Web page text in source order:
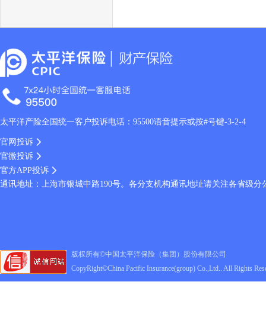
太平洋产险全国统一客户投诉电话：95500语音提示或按#号键-3-2-4
官网投诉
官微投诉
官方APP投诉
通讯地址：上海市银城中路190号。各分支机构通讯地址请关注各省级
版权所有©中国太平洋保险（集团）股份有限公司
CopyRight©China Pacific Insurance(group) Co.,Ltd.. All Rights